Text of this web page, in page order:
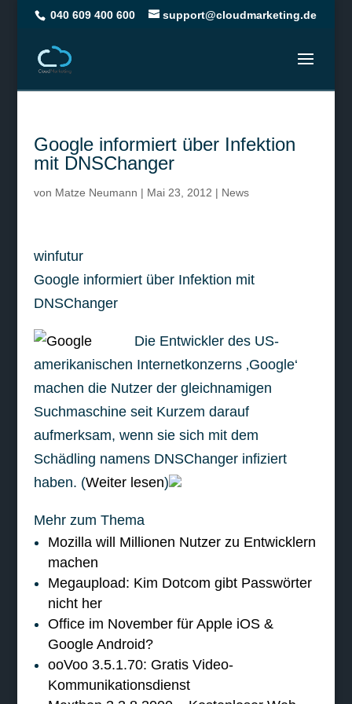
040 609 400 600 support@cloudmarketing.de
Google informiert über Infektion
mit DNSChanger
von Matze Neumann | Mai 23, 2012 | News
winfutur
Google informiert über Infektion mit
DNSChanger
Die Entwickler des US-
amerikanischen Internetkonzerns ‚Google‘
machen die Nutzer der gleichnamigen
Suchmaschine seit Kurzem darauf
aufmerksam, wenn sie sich mit dem
Schädling namens DNSChanger infiziert
haben. (Weiter lesen)
Mehr zum Thema
Mozilla will Millionen Nutzer zu Entwicklern
machen
Megaupload: Kim Dotcom gibt Passwörter
nicht her
Office im November für Apple iOS &
Google Android?
ooVoo 3.5.1.70: Gratis Video-
Kommunikationsdienst